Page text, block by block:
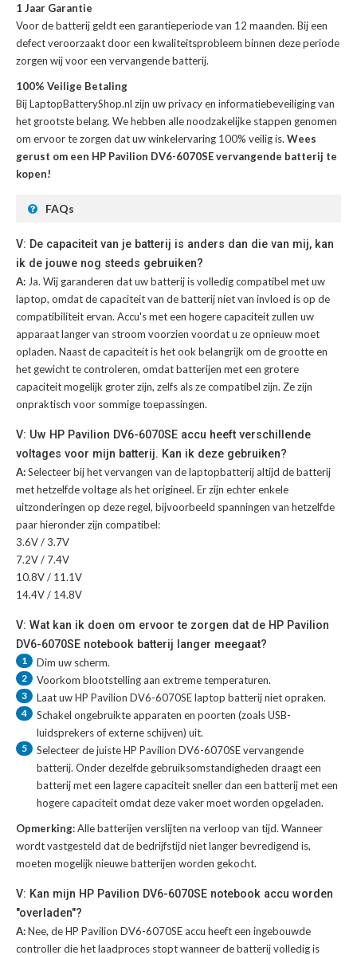
1 Jaar Garantie
Voor debatterij geldt een garantieperiode van 12 maanden. Bij een
defect veroorzaakt door een kwaliteitsprobleem binnen deze periode
zorgen wij voor een vervangende batterij.
100% Veilige Betaling
Bij LaptopBatteryShop.nl zijn uw privacy en informatiebeveiliging van
het grootste belang. We hebben alle noodzakelijke stappen genomen
om ervoor te zorgen dat uw winkelervaring 100% veilig is. Wees
gerust om een HP Pavilion DV6-6070SE vervangende batterij te
kopen!
FAQs
V: De capaciteit van je batterij is anders dan die van mij, kan
ik de jouwe nog steeds gebruiken?
A: Ja. Wij garanderen dat uw batterij is volledig compatibel met uw
laptop, omdat de capaciteit van de batterij niet van invloed is op de
compatibiliteit ervan. Accu's met een hogere capaciteit zullen uw
apparaat langer van stroom voorzien voordat u ze opnieuw moet
opladen. Naast de capaciteit is het ook belangrijk om de grootte en
het gewicht te controleren, omdat batterijen met een grotere
capaciteit mogelijk groter zijn, zelfs als ze compatibel zijn. Ze zijn
onpraktisch voor sommige toepassingen.
V: Uw HP Pavilion DV6-6070SE accu heeft verschillende
voltages voor mijn batterij. Kan ik deze gebruiken?
A:Selecteer bij het vervangen van de laptopbatterij altijd de batterij
met hetzelfde voltage als het origineel. Er zijn echter enkele
uitzonderingen op deze regel, bijvoorbeeld spanningen van hetzelfde
paar hieronder zijn compatibel:
3.6V / 3.7V
7.2V / 7.4V
10.8V / 11.1V
14.4V / 14.8V
V: Wat kan ik doen om ervoor te zorgen dat de HP Pavilion
DV6-6070SE notebook batterij langer meegaat?
1 Dim uw scherm.
2 Voorkom blootstelling aan extreme temperaturen.
3 Laat uwHP Pavilion DV6-6070SE laptop batterijniet opraken.
4
Schakel ongebruikte apparaten en poorten (zoals USB-
luidsprekers of externe schijven) uit.
5 Selecteer de juisteHP Pavilion DV6-6070SE vervangende
batterij. Onder dezelfde gebruiksomstandigheden draagt een
batterij met een lagere capaciteit sneller dan een batterij met een
hogere capaciteit omdat deze vaker moet worden opgeladen.
Opmerking:Alle batterijen verslijten na verloop van tijd. Wanneer
wordt vastgesteld dat de bedrijfstijd niet langer bevredigend is,
moeten mogelijk nieuwe batterijen worden gekocht.
V: Kan mijn HP Pavilion DV6-6070SE notebook accu worden
"overladen"?
A:Nee, de HP Pavilion DV6-6070SE accu heeft een ingebouwde
controller die het laadproces stopt wanneer de batterij volledig is